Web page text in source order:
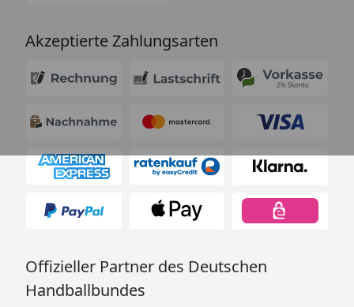
Akzeptierte Zahlungsarten
Offizieller Partner des Deutschen
Handballbundes